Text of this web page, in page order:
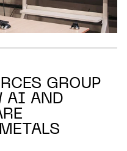
GROUP
AI AND